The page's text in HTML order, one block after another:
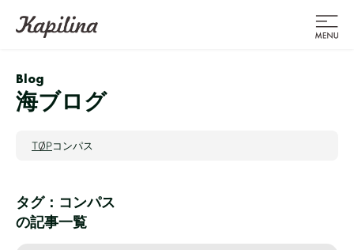
Blog
海ブログ
TOPコンパス
タグ：コンパス
の記事一覧